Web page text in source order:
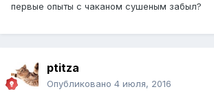
первые опыты с чаканом сушеным забыл?
ptitza
Опубликовано 4 июля, 2016